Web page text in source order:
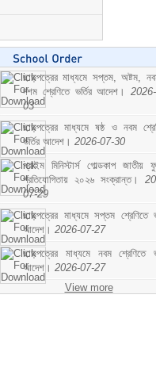
ছাড়পত্রের মাধ্যমে সপ্তম, অষ্টম,
দশম শ্রেণিতে ভর্তির আদেশ।
03
ছাড়পত্রের মাধ্যমে ষষ্ঠ ও নবম
ভর্তির আদেশ। 2026-07-30
প্রাইম মিনিস্টার্স গোল্ডকাপ জাতীয়
প্রতিযোগিতায় ২০২৬ সংক্রান্ত।
07-29
ছাড়পত্রের মাধ্যমে সপ্তম শ্রেণিতে
আদেশ। 2026-07-27
ছাড়পত্রের মাধ্যমে নবম শ্রেণিতে
আদেশ। 2026-07-27
View more